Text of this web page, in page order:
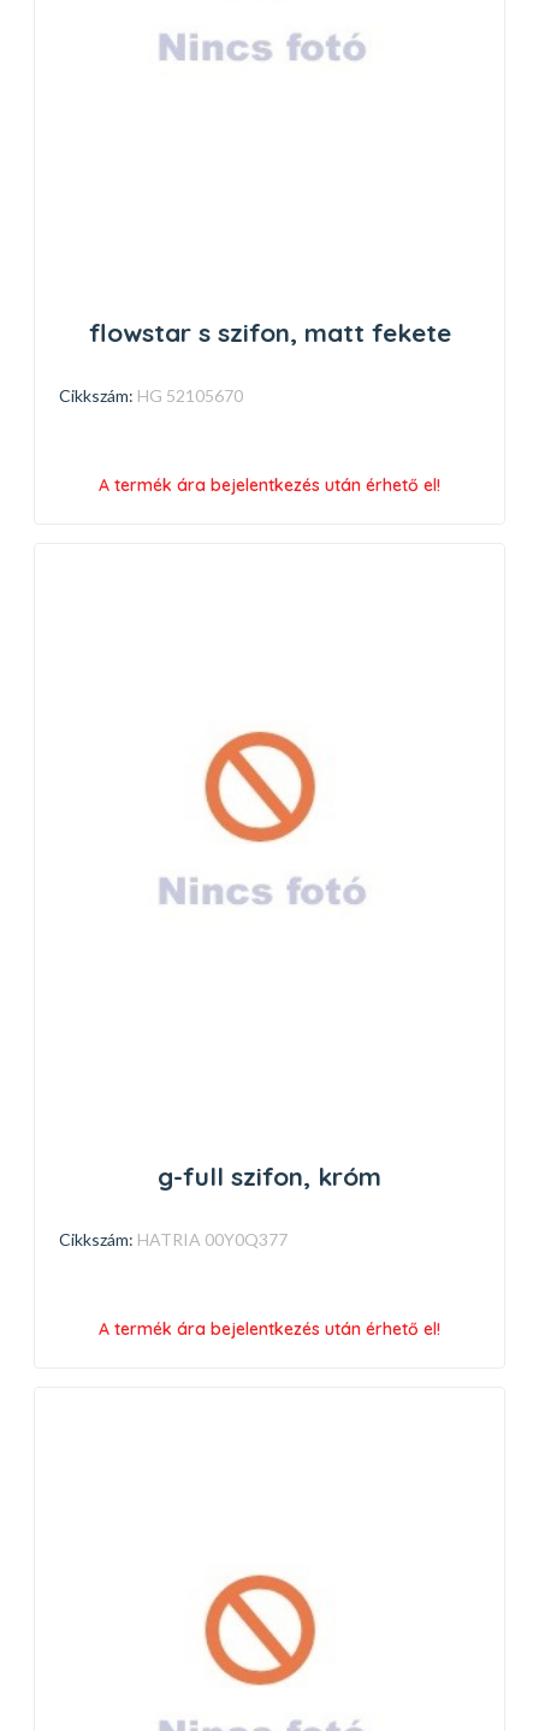
flowstar s szifon, matt fekete
Cikkszám: HG 52105670
A termék ára bejelentkezés után érhető el!
g-full szifon, króm
Cikkszám: HATRIA 00Y0Q377
A termék ára bejelentkezés után érhető el!